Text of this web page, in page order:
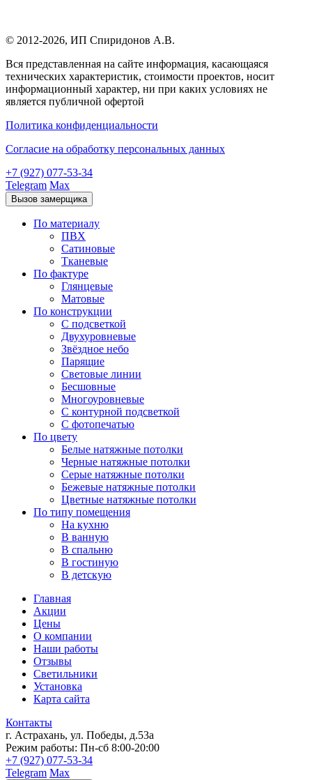
© 2012-2026, ИП Спиридонов А.В.
Вся представленная на сайте информация, касающаяся
технических характеристик, стоимости проектов, носит
информационный характер, ни при каких условиях не
является публичной офертой
Политика конфиденциальности
Согласие на обработку персональных данных
+7 (927) 077-53-34
Telegram Max
Вызов замерщика
По материалу
ПВХ
Сатиновые
Тканевые
По фактуре
Глянцевые
Матовые
По конструкции
С подсветкой
Двухуровневые
Звёздное небо
Парящие
Световые линии
Бесшовные
Многоуровневые
С контурной подсветкой
С фотопечатью
По цвету
Белые натяжные потолки
Черные натяжные потолки
Серые натяжные потолки
Бежевые натяжные потолки
Цветные натяжные потолки
По типу помещения
На кухню
В ванную
В спальню
В гостиную
В детскую
Главная
Акции
Цены
О компании
Наши работы
Отзывы
Светильники
Установка
Карта сайта
Контакты
г. Астрахань, ул. Победы, д.53а
Режим работы: Пн-сб 8:00-20:00
+7 (927) 077-53-34
Telegram Max